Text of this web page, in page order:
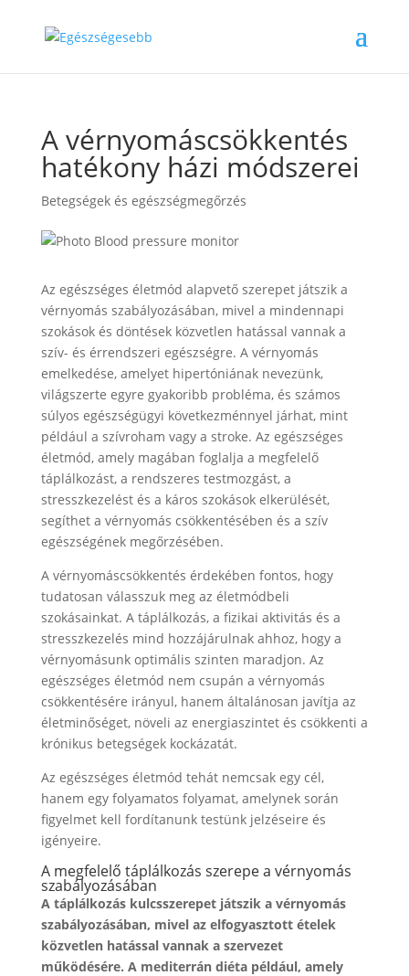
A vérnyomáscsökkentés
hatékony házi módszerei
Betegségek és egészségmegőrzés
Az egészséges életmód alapvető szerepet játszik a
vérnyomás szabályozásában, mivel a mindennapi
szokások és döntések közvetlen hatással vannak a
szív- és érrendszeri egészségre. A vérnyomás
emelkedése, amelyet hipertóniának nevezünk,
világszerte egyre gyakoribb probléma, és számos
súlyos egészségügyi következménnyel járhat, mint
például a szívroham vagy a stroke. Az egészséges
életmód, amely magában foglalja a megfelelő
táplálkozást, a rendszeres testmozgást, a
stresszkezelést és a káros szokások elkerülését,
segíthet a vérnyomás csökkentésében és a szív
egészségének megőrzésében.
A vérnyomáscsökkentés érdekében fontos, hogy
tudatosan válasszuk meg az életmódbeli
szokásainkat. A táplálkozás, a fizikai aktivitás és a
stresszkezelés mind hozzájárulnak ahhoz, hogy a
vérnyomásunk optimális szinten maradjon. Az
egészséges életmód nem csupán a vérnyomás
csökkentésére irányul, hanem általánosan javítja az
életminőséget, növeli az energiaszintet és csökkenti a
krónikus betegségek kockázatát.
Az egészséges életmód tehát nemcsak egy cél,
hanem egy folyamatos folyamat, amelynek során
figyelmet kell fordítanunk testünk jelzéseire és
igényeire.
A megfelelő táplálkozás szerepe a vérnyomás
szabályozásában
A táplálkozás kulcsszerepet játszik a vérnyomás
szabályozásában, mivel az elfogyasztott ételek
közvetlen hatással vannak a szervezet
működésére. A mediterrán diéta például, amely